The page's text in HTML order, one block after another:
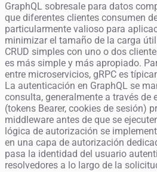
GraphQL sobresale para datos
que diferentes clientes consumen
particularmente valioso para
minimizar el tamaño de la carga
CRUD simples con uno o dos
es más simple y más apropiado.
entre microservicios, gRPC es
La autenticación en GraphQL se
consulta, generalmente a través de
(tokens Bearer, cookies de sesión)
middleware antes de que se
lógica de autorización se
en una capa de autorización
pasa la identidad del usuario
resolvedores a lo largo de la